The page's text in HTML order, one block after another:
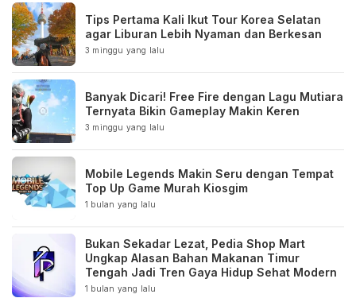
Tips Pertama Kali Ikut Tour Korea Selatan
agar Liburan Lebih Nyaman dan Berkesan
3 minggu yang lalu
Banyak Dicari! Free Fire dengan Lagu Mutiara
Ternyata Bikin Gameplay Makin Keren
3 minggu yang lalu
Mobile Legends Makin Seru dengan Tempat
Top Up Game Murah Kiosgim
1 bulan yang lalu
Bukan Sekadar Lezat, Pedia Shop Mart
Ungkap Alasan Bahan Makanan Timur
Tengah Jadi Tren Gaya Hidup Sehat Modern
1 bulan yang lalu